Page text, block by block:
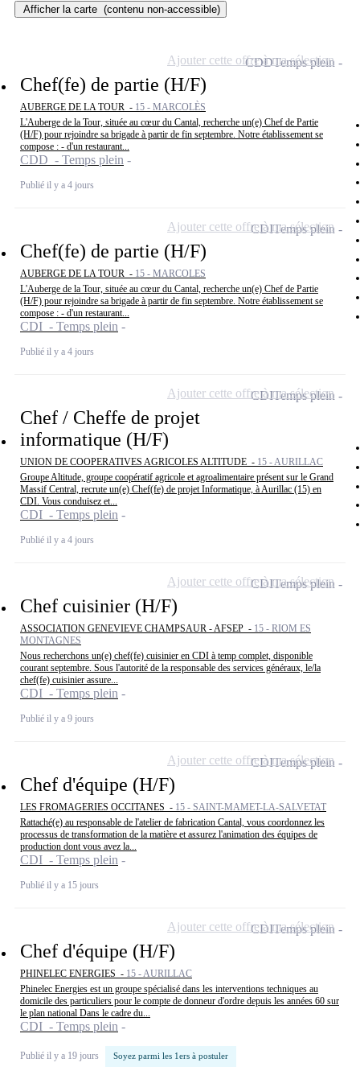
Afficher la carte (contenu non-accessible)
Chef(fe) de partie (H/F)
AUBERGE DE LA TOUR - 15 - MARCOLÈS
L'Auberge de la Tour, située au cœur du Cantal, recherche un(e) Chef de Partie
(H/F) pour rejoindre sa brigade à partir de fin septembre. Notre établissement se
compose : - d'un restaurant...
CDD - Temps plein
Publié il y a 4 jours
CDDTemps plein
Ajouter cette offre à ma sélection
Chef(fe) de partie (H/F)
AUBERGE DE LA TOUR - 15 - MARCOLES
L'Auberge de la Tour, située au cœur du Cantal, recherche un(e) Chef de Partie
(H/F) pour rejoindre sa brigade à partir de fin septembre. Notre établissement se
compose : - d'un restaurant...
CDI - Temps plein
Publié il y a 4 jours
CDITemps plein
Ajouter cette offre à ma sélection
Chef / Cheffe de projet
informatique (H/F)
UNION DE COOPERATIVES AGRICOLES ALTITUDE - 15 - AURILLAC
Groupe Altitude, groupe coopératif agricole et agroalimentaire présent sur le Grand
Massif Central, recrute un(e) Chef(fe) de projet Informatique, à Aurillac (15) en
CDI. Vous conduisez et...
CDI - Temps plein
Publié il y a 4 jours
CDITemps plein
Ajouter cette offre à ma sélection
Chef cuisinier (H/F)
ASSOCIATION GENEVIEVE CHAMPSAUR - AFSEP - 15 - RIOM ES
MONTAGNES
Nous recherchons un(e) chef(fe) cuisinier en CDI à temp complet, disponible
courant septembre. Sous l'autorité de la responsable des services généraux, le/la
chef(fe) cuisinier assure...
CDI - Temps plein
Publié il y a 9 jours
CDITemps plein
Ajouter cette offre à ma sélection
Chef d'équipe (H/F)
LES FROMAGERIES OCCITANES - 15 - SAINT-MAMET-LA-SALVETAT
Rattaché(e) au responsable de l'atelier de fabrication Cantal, vous coordonnez les
processus de transformation de la matière et assurez l'animation des équipes de
production dont vous avez la...
CDI - Temps plein
Publié il y a 15 jours
CDITemps plein
Ajouter cette offre à ma sélection
Chef d'équipe (H/F)
PHINELEC ENERGIES - 15 - AURILLAC
Phinelec Energies est un groupe spécialisé dans les interventions techniques au
domicile des particuliers pour le compte de donneur d'ordre depuis les années 60 sur
le plan national Dans le cadre du...
CDI - Temps plein
Publié il y a 19 jours Soyez parmi les 1ers à postuler
CDITemps plein
Ajouter cette offre à ma sélection